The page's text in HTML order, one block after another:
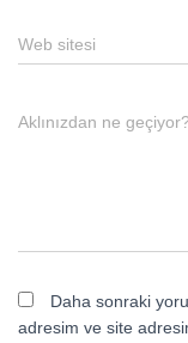
Web sitesi
Aklınızdan ne geçiyor?
Daha sonraki
adresim ve site